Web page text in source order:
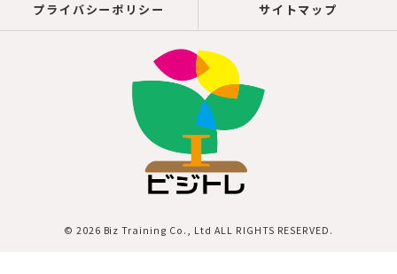
プライバシーポリシー サイトマップ
© 2026 Biz Training Co., Ltd ALL RIGHTS RESERVED.